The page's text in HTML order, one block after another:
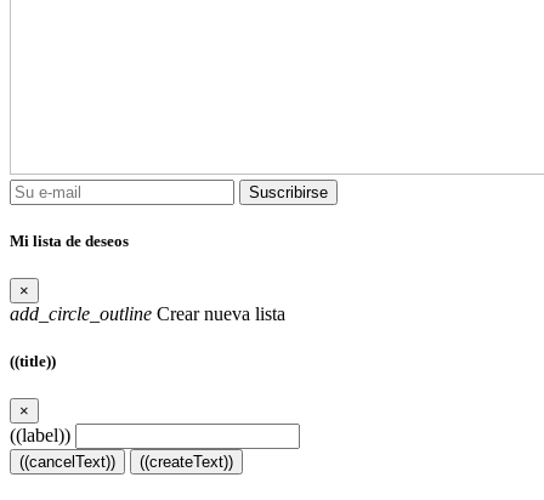
Suscribirse
Mi lista de deseos
×
add_circle_outline Crear nueva lista
((title))
×
((label))
((cancelText)) ((createText))